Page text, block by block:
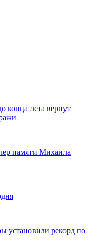
конца лета вернут
памяти Михаила
установили рекорд по